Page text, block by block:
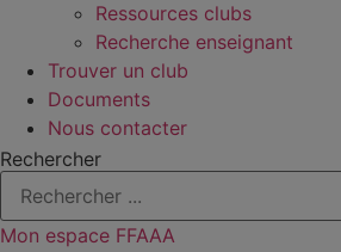
Ressources clubs
Recherche enseignant
Trouver un club
Documents
Nous contacter
Rechercher
Mon espace FFAAA